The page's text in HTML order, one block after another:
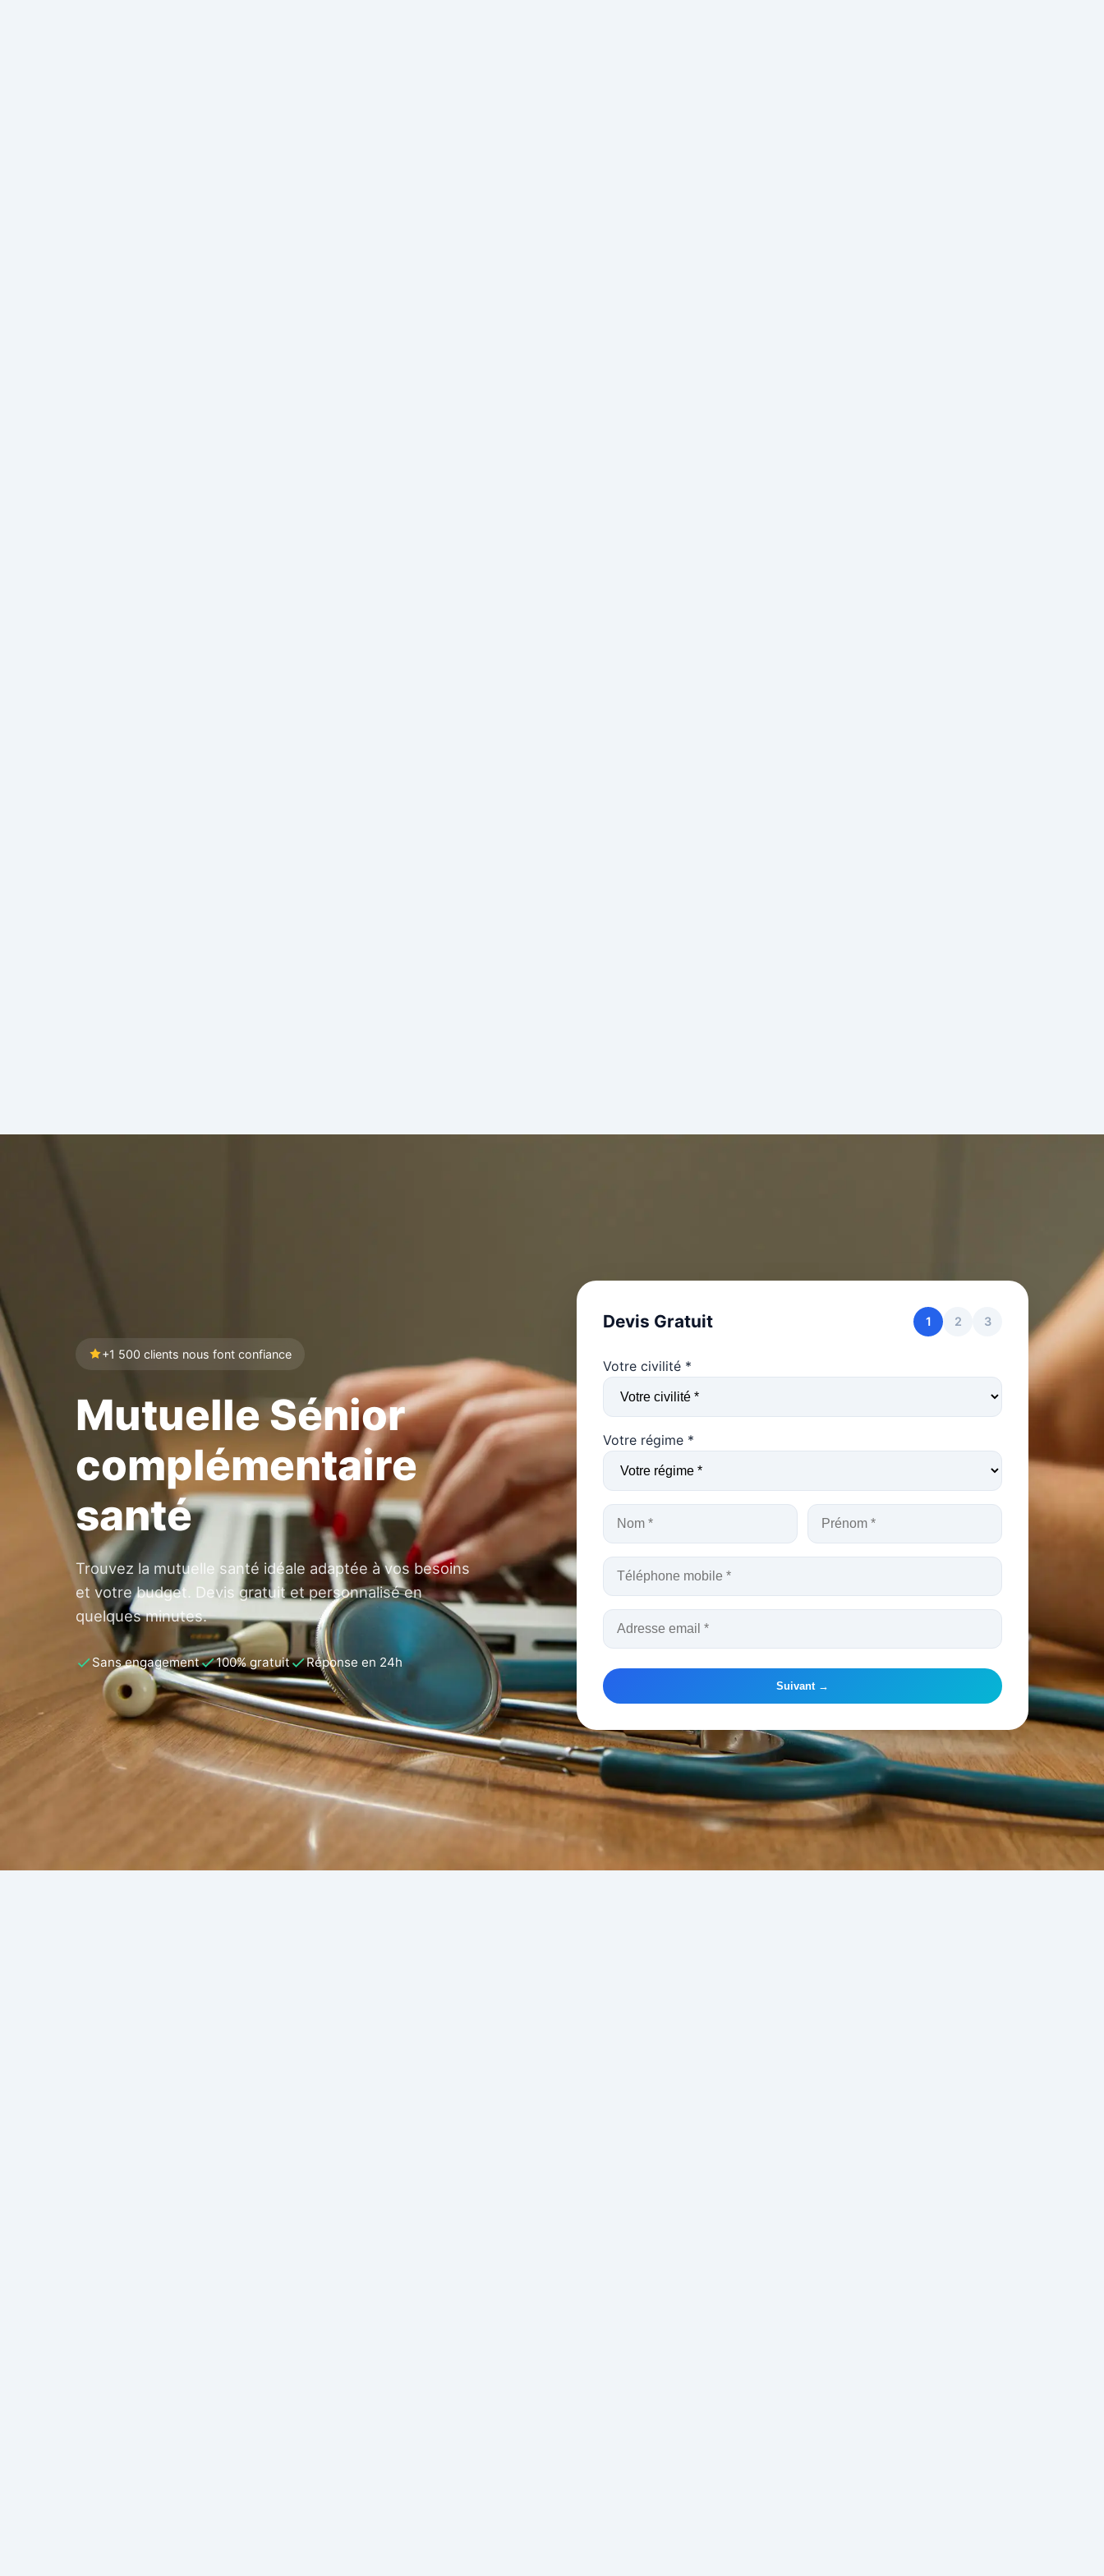
+1 500 clients nous font confiance
Mutuelle Sénior
complémentaire
santé
Trouvez la mutuelle santé idéale adaptée à vos besoins
et votre budget. Devis gratuit et personnalisé en
quelques minutes.
Sans engagement 100% gratuit Réponse en 24h
Devis Gratuit 1 2 3
Votre civilité *
Votre régime *
Suivant →